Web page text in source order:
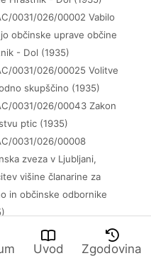
Uvod Zgodovina
0031/026/00002 Vabilo
občinske uprave občine
- Dol (1935)
0031/026/00025 Volitve
skupščino (1935)
0031/026/00043 Zakon
ptic (1935)
0031/026/00008
zveza v Ljubljani,
višine članarine za
in občinske odbornike
027 Spisi za leto 1936